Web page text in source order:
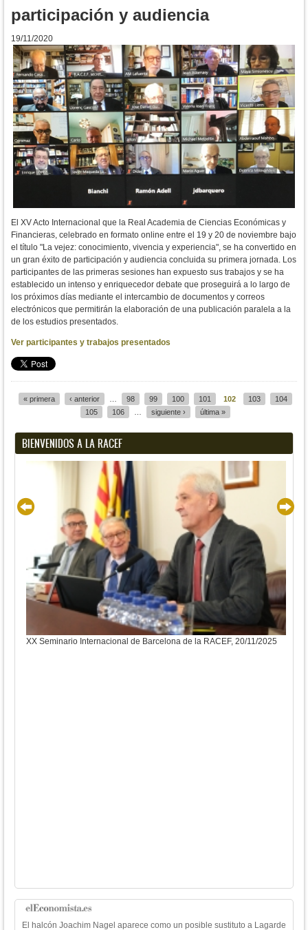
participación y audiencia
19/11/2020
El XV Acto Internacional que la Real Academia de Ciencias Económicas y
Financieras, celebrado en formato online entre el 19 y 20 de noviembre bajo
el título "La vejez: conocimiento, vivencia y experiencia", se ha convertido en
un gran éxito de participación y audiencia concluida su primera jornada. Los
participantes de las primeras sesiones han expuesto sus trabajos y se ha
establecido un intenso y enriquecedor debate que proseguirá a lo largo de
los próximos días mediante el intercambio de documentos y correos
electrónicos que permitirán la elaboración de una publicación paralela a la
de los estudios presentados.
Ver participantes y trabajos presentados
« primera ‹ anterior 98 99 100 101 102 103
104
105
106 siguiente › última »
BIENVENIDOS A LA RACEF
XX Seminario Internacional de Barcelona de la RACEF, 20/11/2025
El halcón Joachim Nagel aparece como un posible sustituto a Lagarde